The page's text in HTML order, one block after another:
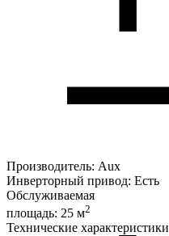
Производитель: Aux
Инверторный привод: Есть
Обслуживаемая
площадь: 25 м2
Технические характеристики